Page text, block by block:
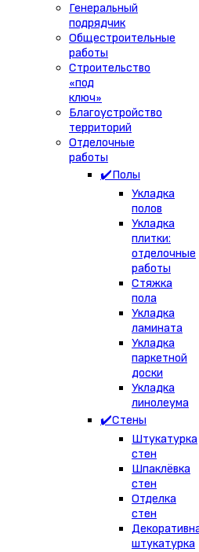
Генеральный
подрядчик
Общестроительные
работы
Строительство
«под
ключ»
Благоустройство
территорий
Отделочные
работы
✔️Полы
Укладка
полов
Укладка
плитки:
отделочные
работы
Стяжка
пола
Укладка
ламината
Укладка
паркетной
доски
Укладка
линолеума
✔️Стены
Штукатурка
стен
Шпаклёвка
стен
Отделка
стен
штукатурка